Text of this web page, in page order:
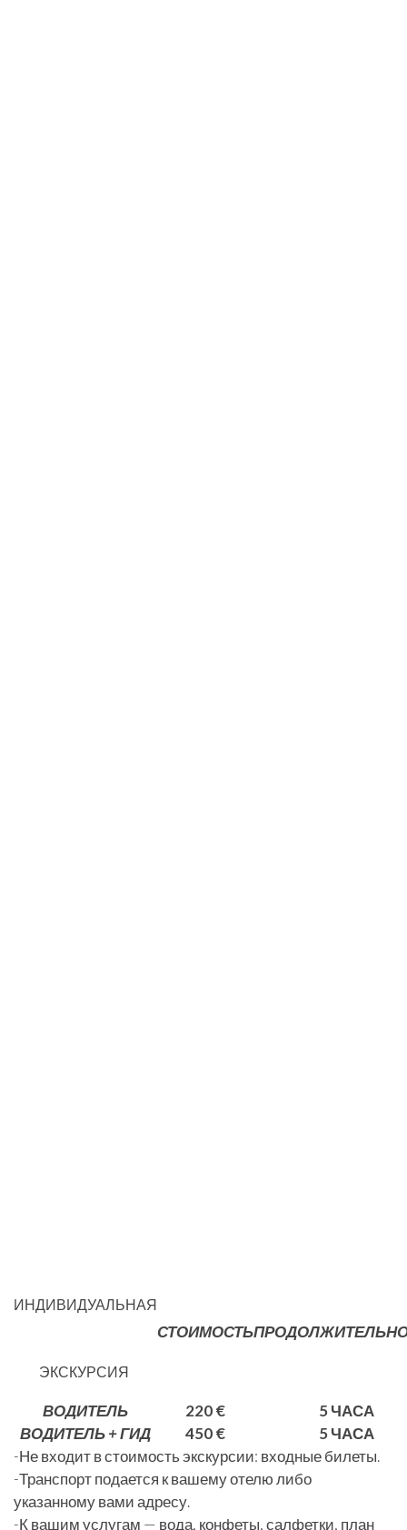
ИНДИВИДУАЛЬНАЯ
ЭКСКУРСИЯ
СТОИМОСТЬ
ВОДИТЕЛЬ 220 €
5 ЧАСА
ВОДИТЕЛЬ + ГИД
450 €
5 ЧАСА
-Не входит в стоимость экскурсии: входные билеты.
-Транспорт подается к вашему отелю либо
указанному вами адресу.
-К вашим услугам — вода, конфеты, салфетки, план